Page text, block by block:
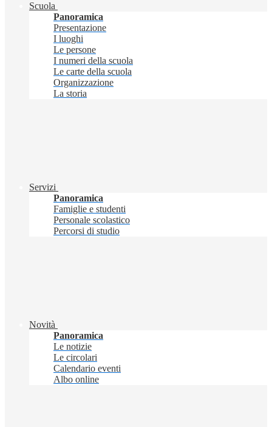
Scuola
Panoramica
Presentazione
I luoghi
Le persone
I numeri della scuola
Le carte della scuola
Organizzazione
La storia
Servizi
Panoramica
Famiglie e studenti
Personale scolastico
Percorsi di studio
Novità
Panoramica
Le notizie
Le circolari
Calendario eventi
Albo online